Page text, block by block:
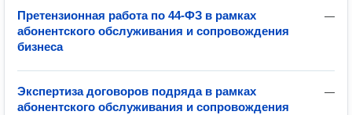
—
Претензионная работа по 44-ФЗ в рамках
абонентского обслуживания и сопровождения
бизнеса
—
Экспертиза договоров подряда в рамках
абонентского обслуживания и сопровождения